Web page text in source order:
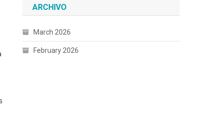
ARCHIVO
March 2026
February 2026